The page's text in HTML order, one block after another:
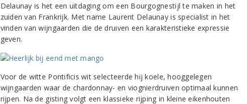
Delaunay is het een uitdaging om een Bourgognestijl te maken in het
zuiden van Frankrijk. Met name Laurent Delaunay is specialist in het
vinden van wijngaarden die de druiven een karakteristieke expressie
geven.
Voor de witte Pontificis wit selecteerde hij koele, hooggelegen
wijngaarden waar de chardonnay- en viognierdruiven optimaal kunnen
rijpen. Na de gisting volgt een klassieke rijping in kleine eikenhouten